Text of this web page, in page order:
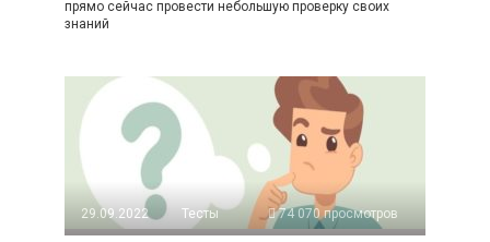
прямо сейчас провести небольшую проверку своих
знаний
29.09.2022 Тесты 74 070 просмотров